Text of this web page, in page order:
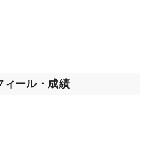
ィール・成績